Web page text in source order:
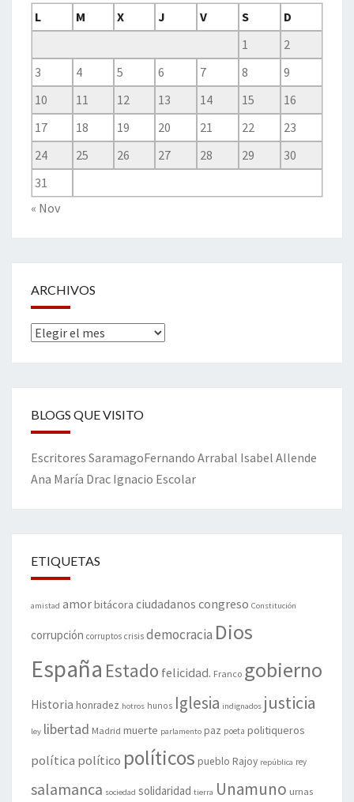
L
M X J V S
D
1
2
3
4 5 6 7 8
9
10
11 12 13 14 15
16
17
18 19 20 21 22
23
24
25 26 27 28 29
30
31
« Nov
ARCHIVOS
Archivos
BLOGS QUE VISITO
Escritores SaramagoFernando Arrabal Isabel Allende
Ana María Drac Ignacio Escolar
ETIQUETAS
amistad amorbitácora ciudadanos congreso Constitución
corrupción corruptos crisis democracia Dios
España Estado felicidad. Franco gobierno
Historia honradez hotros hunos Iglesia indignados justicia
ley libertad Madrid muerte parlamento paz poeta politiqueros
política político políticos pueblo Rajoy república rey
salamanca sociedad solidaridad tierra Unamuno urnas